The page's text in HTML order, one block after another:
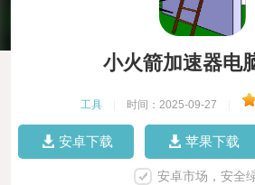
小火箭加速器电
工具 时间：2025-09-27
安卓下载 苹果下载
安卓市场，安全